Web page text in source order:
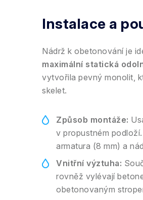
Instalace a
Nádrž k obetonování je
maximální statická
vytvořila pevný monolit,
skelet.
Způsob montáže:
v propustném
armatura (8 mm) a
Vnitřní výztuha:
rovněž vylévají
obetonovaným